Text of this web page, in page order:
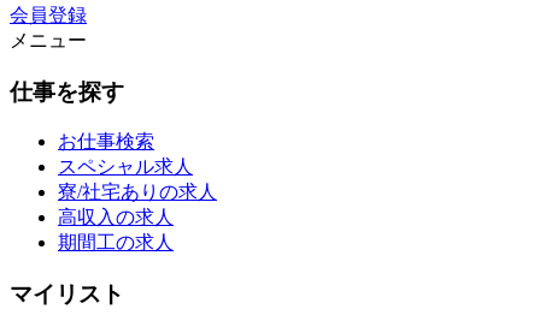
会員登録
メニュー
仕事を探す
お仕事検索
スペシャル求人
寮/社宅ありの求人
高収入の求人
期間工の求人
マイリスト